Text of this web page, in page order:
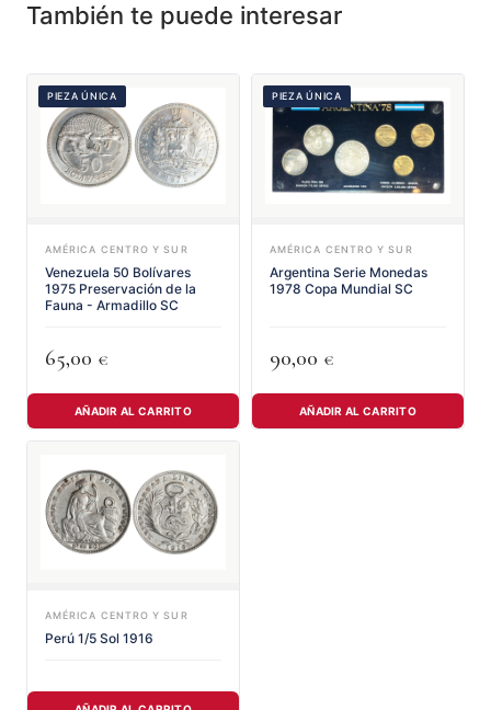
También te puede interesar
PIEZA ÚNICA
AMÉRICA CENTRO Y SUR
Venezuela 50 Bolívares
1975 Preservación de la
Fauna - Armadillo SC
65,00 €
AÑADIR AL CARRITO
PIEZA ÚNICA
AMÉRICA CENTRO Y SUR
Argentina Serie Monedas
1978 Copa Mundial SC
90,00 €
AÑADIR AL CARRITO
AMÉRICA CENTRO Y SUR
Perú 1/5 Sol 1916